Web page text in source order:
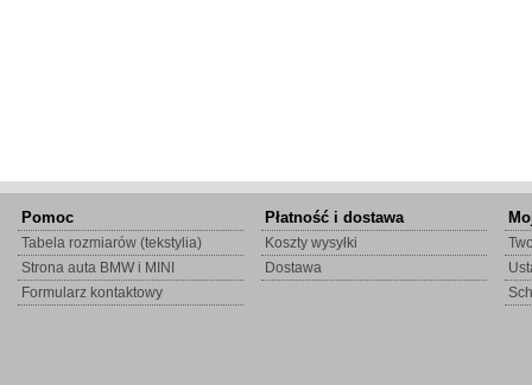
Pomoc
Tabela rozmiarów (tekstylia)
Strona auta BMW i MINI
Formularz kontaktowy
Płatność i dostawa
Koszty wysyłki
Dostawa